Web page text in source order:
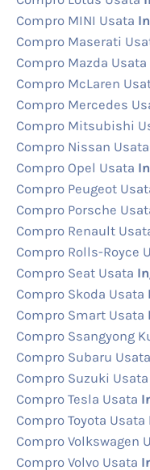
Compro MINI Usata
Compro Maserati
Compro Mazda Usata
Compro McLaren
Compro Mercedes
Compro Mitsubishi
Compro Nissan Usata
Compro Opel Usata
Compro Peugeot
Compro Porsche
Compro Renault
Compro Rolls-Royce
Compro Seat Usata
Compro Skoda Usata
Compro Smart Usata
Compro Ssangyong
Compro Subaru Usata
Compro Suzuki Usata
Compro Tesla Usata
Compro Toyota Usata
Compro Volkswagen
Compro Volvo Usata